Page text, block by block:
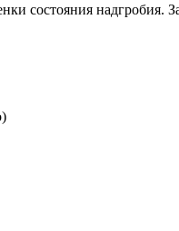
состояния